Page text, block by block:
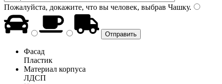
Пожалуйста, докажите, что вы человек, выбрав Чашку.
Фасад
Пластик
Материал корпуса
ЛДСП